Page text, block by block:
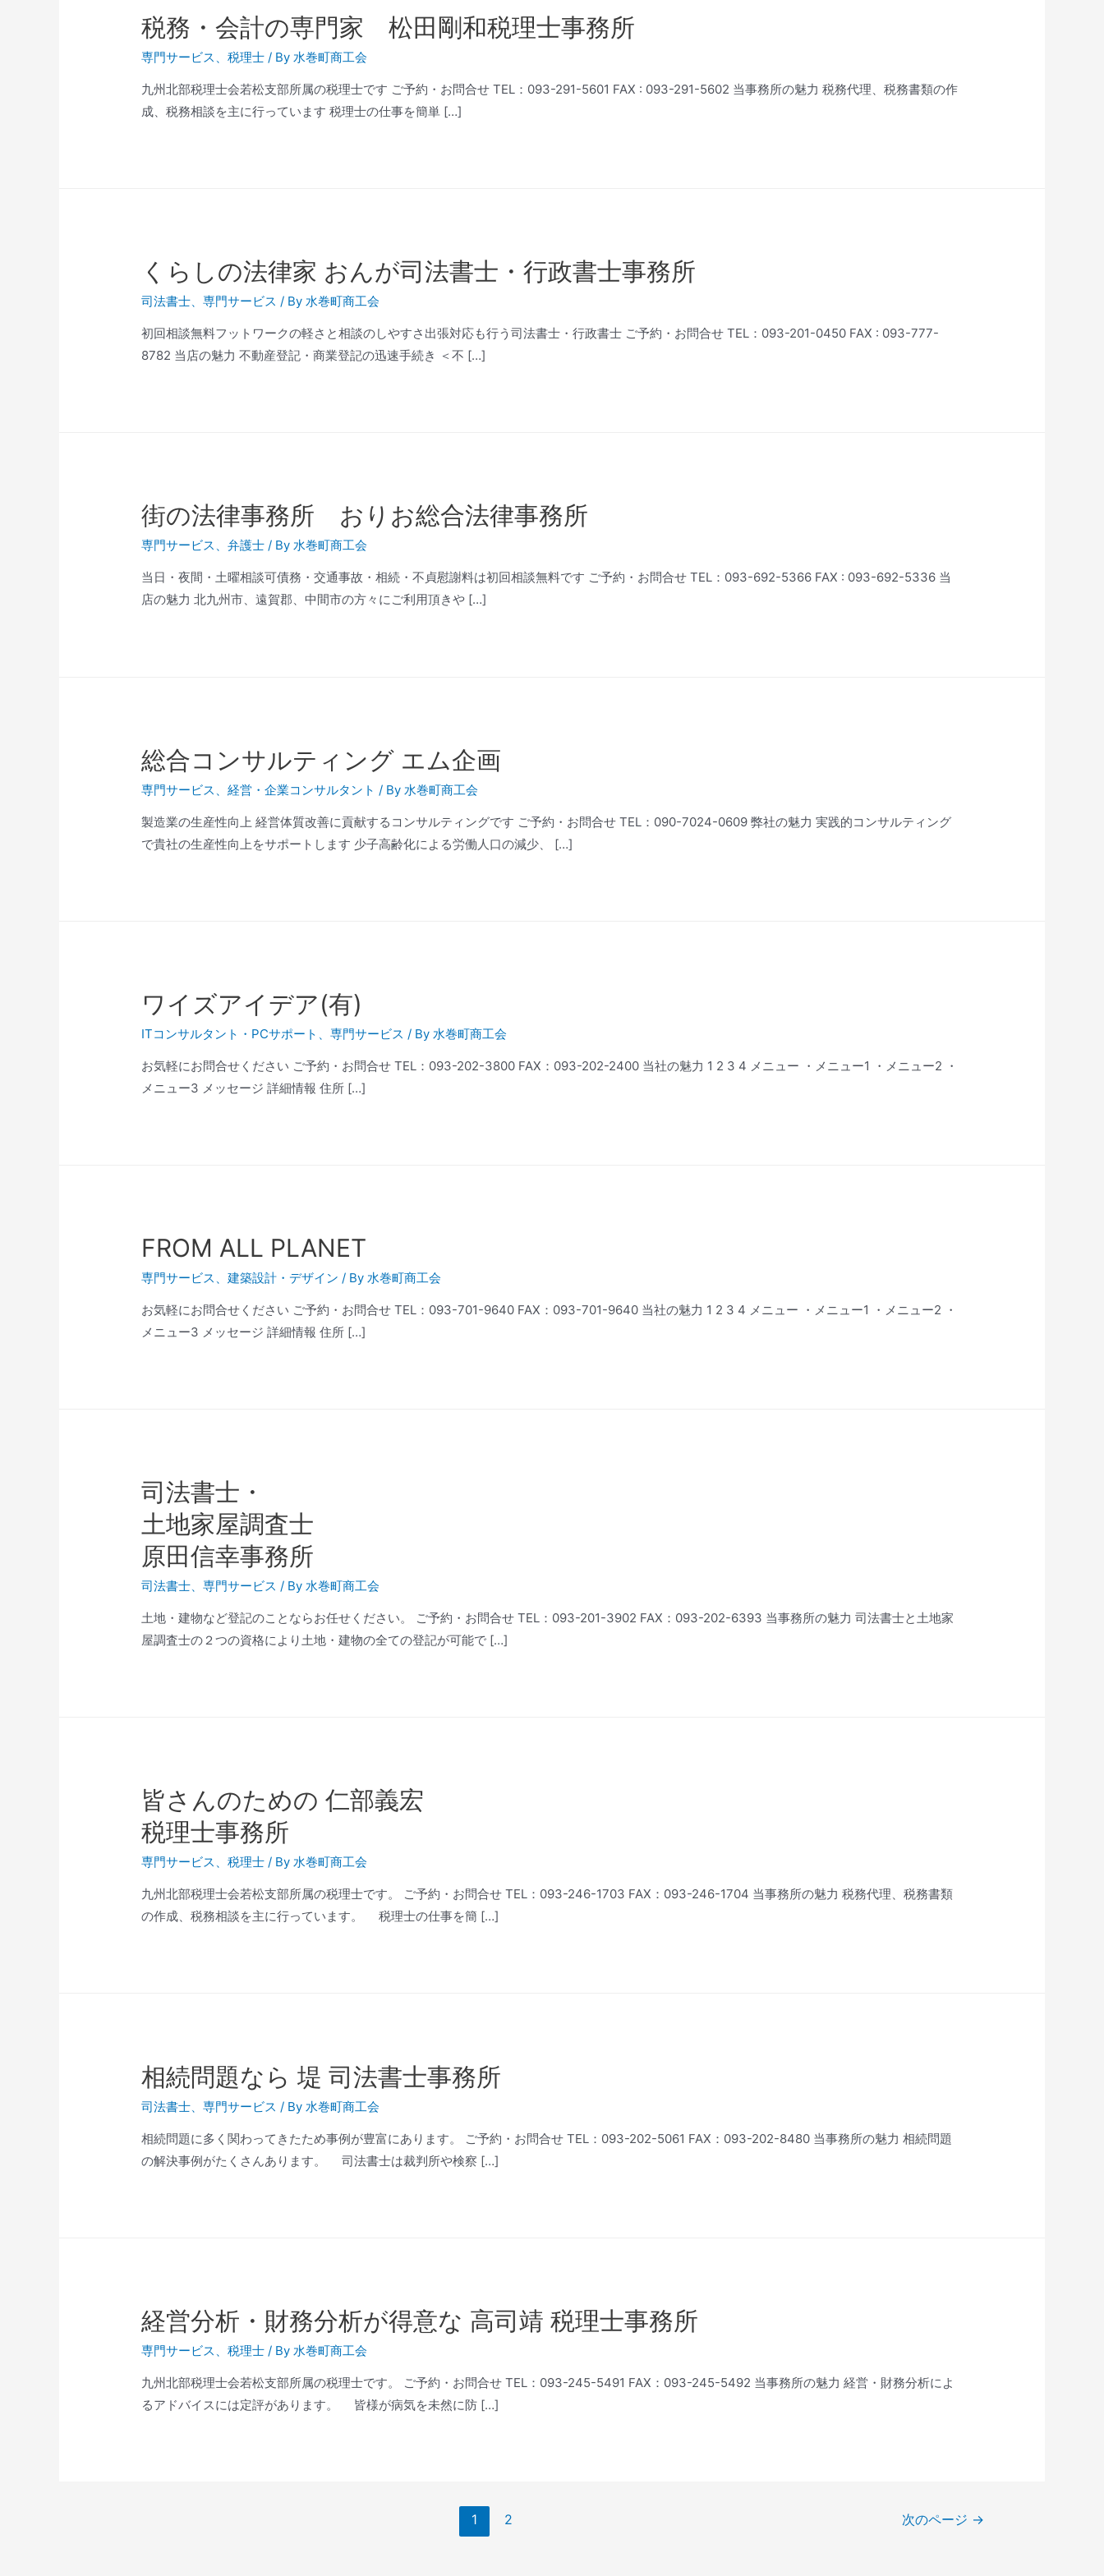
税務・会計の専門家 松田剛和税理士事務所
専門サービス 、税理士 / By水巻町商工会
九州北部税理士会若松支部所属の税理士です ご予約・お問合せ TEL：093-291-5601 FAX : 093-291-5602 当事務所の魅力 税務代理、税務書類の作
成、税務相談を主に行っています 税理士の仕事を簡単 […]
くらしの法律家 おんが司法書士・行政書士事務所
司法書士、専門サービス / By水巻町商工会
初回相談無料フットワークの軽さと相談のしやすさ出張対応も行う司法書士・行政書士 ご予約・お問合せ TEL：093-201-0450 FAX : 093-777-
8782 当店の魅力 不動産登記・商業登記の迅速手続き ＜不 […]
街の法律事務所 おりお総合法律事務所
専門サービス 、弁護士 / By水巻町商工会
当日・夜間・土曜相談可債務・交通事故・相続・不貞慰謝料は初回相談無料です ご予約・お問合せ TEL：093-692-5366 FAX : 093-692-5336 当
店の魅力 北九州市、遠賀郡、中間市の方々にご利用頂きや […]
総合コンサルティング エム企画
専門サービス 、経営・企業コンサルタント / By 水巻町商工会
製造業の生産性向上 経営体質改善に貢献するコンサルティングです ご予約・お問合せ TEL：090-7024-0609 弊社の魅力 実践的コンサルティング
で貴社の生産性向上をサポートします 少子高齢化による労働人口の減少、 […]
ワイズアイデア(有)
ITコンサルタント・PCサポート 、専門サービス / By水巻町商工会
お気軽にお問合せください ご予約・お問合せ TEL：093-202-3800 FAX：093-202-2400 当社の魅力 1 2 3 4 メニュー ・メニュー1 ・メニュー2 ・
メニュー3 メッセージ 詳細情報 住所 […]
FROM ALL PLANET
専門サービス 、建築設計・デザイン / By水巻町商工会
お気軽にお問合せください ご予約・お問合せ TEL：093-701-9640 FAX：093-701-9640 当社の魅力 1 2 3 4 メニュー ・メニュー1 ・メニュー2 ・
メニュー3 メッセージ 詳細情報 住所 […]
司法書士・
土地家屋調査士
原田信幸事務所
司法書士、専門サービス / By水巻町商工会
土地・建物など登記のことならお任せください。 ご予約・お問合せ TEL：093-201-3902 FAX：093-202-6393 当事務所の魅力 司法書士と土地家
屋調査士の２つの資格により土地・建物の全ての登記が可能で […]
皆さんのための 仁部義宏
税理士事務所
専門サービス 、税理士 / By水巻町商工会
九州北部税理士会若松支部所属の税理士です。 ご予約・お問合せ TEL：093-246-1703 FAX：093-246-1704 当事務所の魅力 税務代理、税務書類
の作成、税務相談を主に行っています。 税理士の仕事を簡 […]
相続問題なら 堤 司法書士事務所
司法書士 、専門サービス / By 水巻町商工会
相続問題に多く関わってきたため事例が豊富にあります。 ご予約・お問合せ TEL：093-202-5061 FAX：093-202-8480 当事務所の魅力 相続問題
の解決事例がたくさんあります。 司法書士は裁判所や検察 […]
経営分析・財務分析が得意な 高司靖 税理士事務所
専門サービス 、税理士 / By 水巻町商工会
九州北部税理士会若松支部所属の税理士です。 ご予約・お問合せ TEL：093-245-5491 FAX：093-245-5492 当事務所の魅力 経営・財務分析によ
るアドバイスには定評があります。 皆様が病気を未然に防 […]
1 2 次のページ →